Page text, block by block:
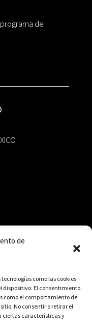
de
como las cookies
El consentimiento
como el comportamiento de
No consentir o retirar el
características y
de